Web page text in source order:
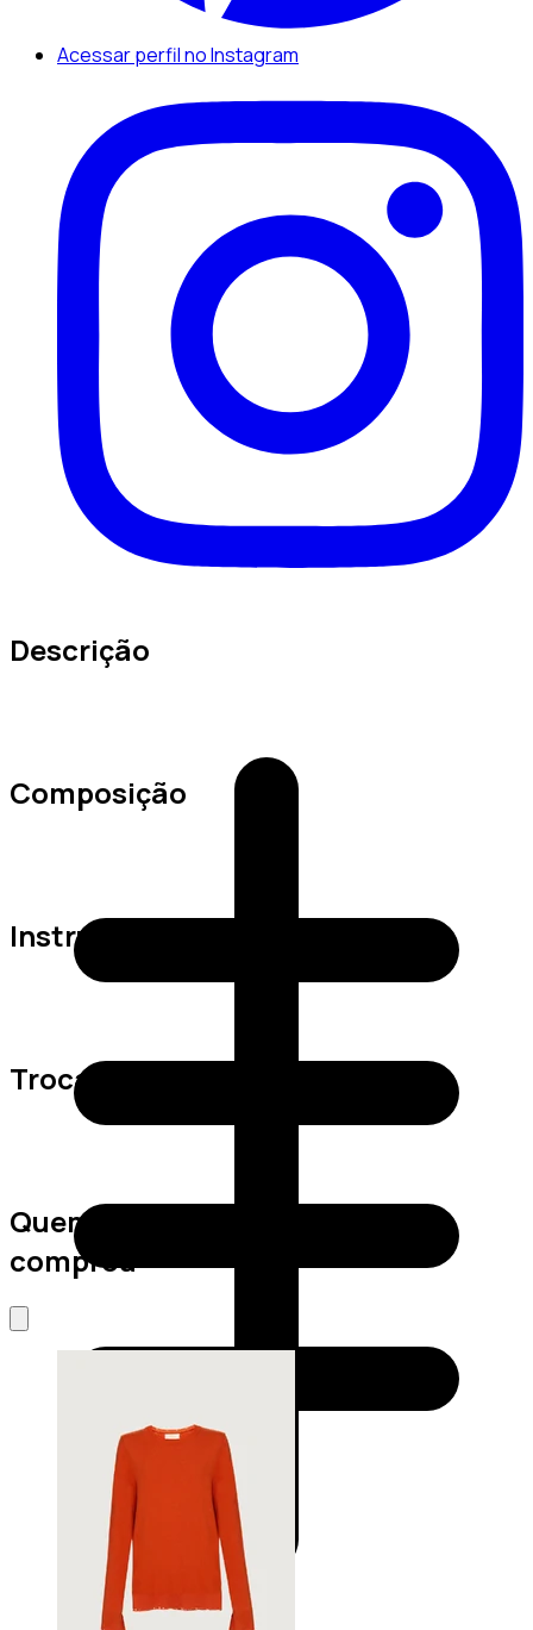
Acessar perfil no Instagram
Descrição
Composição
Instruções de Lavagem
Trocas e Devoluções
Quem viu este produto também
comprou